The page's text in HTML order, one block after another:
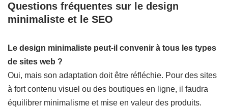
Questions fréquentes sur le design
minimaliste et le SEO
Le design minimaliste peut-il convenir à tous les types
de sites web ?
Oui, mais son adaptation doit être réfléchie. Pour des sites
à fort contenu visuel ou des boutiques en ligne, il faudra
équilibrer minimalisme et mise en valeur des produits.